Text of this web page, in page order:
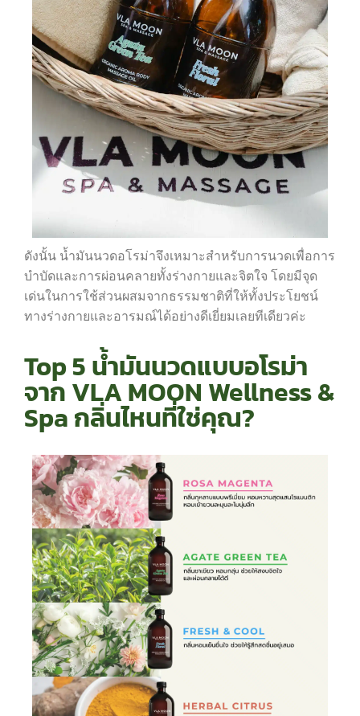
ดังนั้น น้ำมันนวดอโรม่าจึงเหมาะสำหรับการนวดเพื่อการ
บำบัดและการผ่อนคลายทั้งร่างกายและจิตใจ โดยมีจุด
เด่นในการใช้ส่วนผสมจากธรรมชาติที่ให้ทั้งประโยชน์
ทางร่างกายและอารมณ์ได้อย่างดีเยี่ยมเลยทีเดียวค่ะ
Top 5 น้ำมันนวดแบบอโรม่า
จาก VLA MOON Wellness &
Spa กลิ่นไหนที่ใช่คุณ?